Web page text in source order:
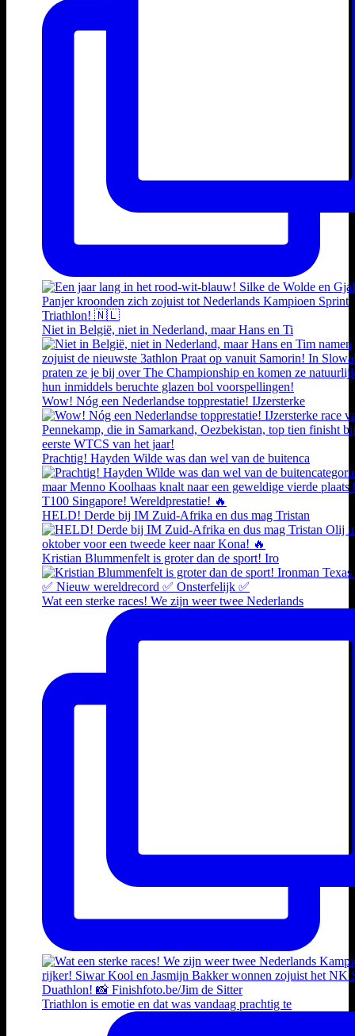
Niet in België, niet in Nederland, maar Hans en Ti
Wow! Nóg een Nederlandse topprestatie! IJzersterke
Prachtig! Hayden Wilde was dan wel van de buitenca
HELD! Derde bij IM Zuid-Afrika en dus mag Tristan
Kristian Blummenfelt is groter dan de sport! Iro
Wat een sterke races! We zijn weer twee Nederlands
Triathlon is emotie en dat was vandaag prachtig te